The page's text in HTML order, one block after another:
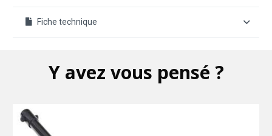
Fiche technique
Y avez vous pensé ?